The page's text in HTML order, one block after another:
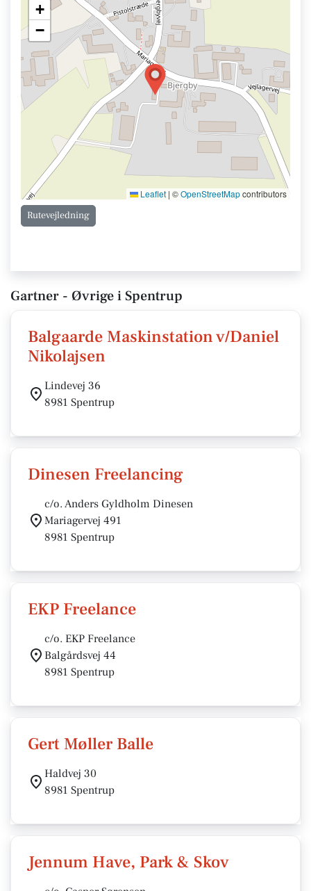
+
−
Leaflet | ©OpenStreetMapcontributors
Rutevejledning
Gartner - Øvrige i Spentrup
Balgaarde Maskinstation v/Daniel
Nikolajsen
Lindevej 36
8981 Spentrup
Dinesen Freelancing
c/o. Anders Gyldholm Dinesen
Mariagervej 491
8981 Spentrup
EKP Freelance
c/o. EKP Freelance
Balgårdsvej 44
8981 Spentrup
Gert Møller Balle
Haldvej 30
8981 Spentrup
Jennum Have, Park & Skov